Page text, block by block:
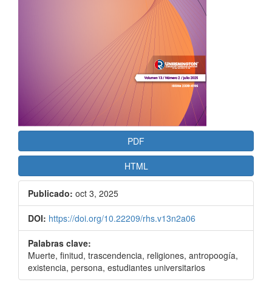
PDF
HTML
Publicado: oct 3, 2025
DOI: https://doi.org/10.22209/rhs.v13n2a06
Palabras clave:
Muerte, finitud, trascendencia, religiones, antropoogía,
existencia, persona, estudiantes universitarios